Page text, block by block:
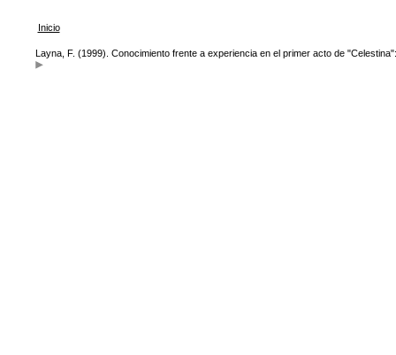
Inicio
Layna, F. (1999). Conocimiento frente a experiencia en el primer acto de